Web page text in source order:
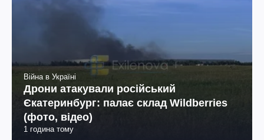
Війна в Україні
Дрони атакували російський
Єкатеринбург: палає склад Wildberries
(фото, відео)
1 година тому